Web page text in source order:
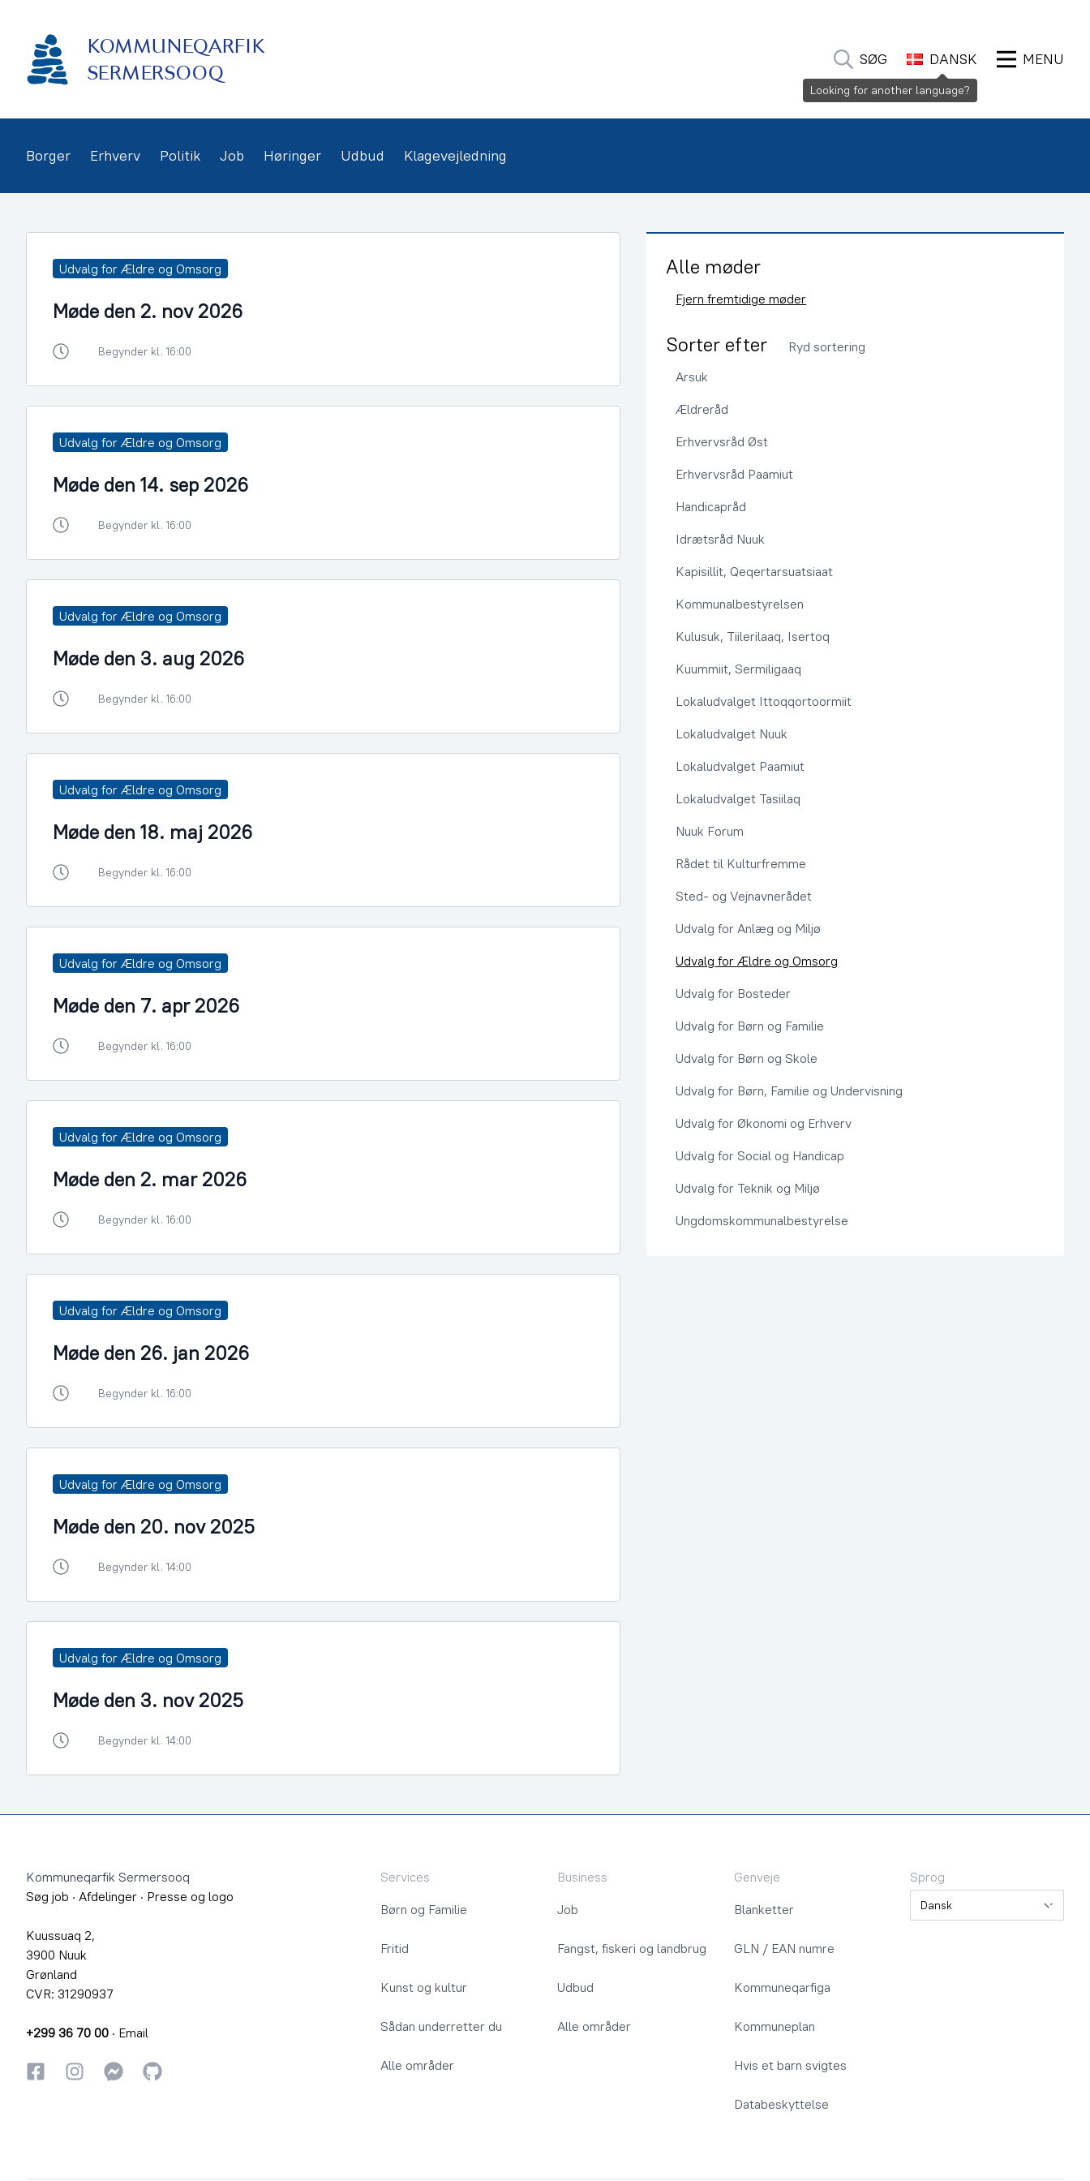
indhold
KOMMUNEQARFIK
SERMERSOOQ
SØG DANSK MENU
Borger Erhverv Politik Job Høringer Udbud Klagevejledning
Udvalg for Ældre og Omsorg
Møde den 2. nov 2026
Begynder kl. 16:00
Udvalg for Ældre og Omsorg
Møde den 14. sep 2026
Begynder kl. 16:00
Udvalg for Ældre og Omsorg
Møde den 3. aug 2026
Begynder kl. 16:00
Udvalg for Ældre og Omsorg
Møde den 18. maj 2026
Begynder kl. 16:00
Udvalg for Ældre og Omsorg
Møde den 7. apr 2026
Begynder kl. 16:00
Udvalg for Ældre og Omsorg
Møde den 2. mar 2026
Begynder kl. 16:00
Udvalg for Ældre og Omsorg
Møde den 26. jan 2026
Begynder kl. 16:00
Udvalg for Ældre og Omsorg
Møde den 20. nov 2025
Begynder kl. 14:00
Udvalg for Ældre og Omsorg
Møde den 3. nov 2025
Begynder kl. 14:00
Alle møder
Fjern fremtidige møder
Sorter efter
Ryd sortering
Arsuk
Ældreråd
Erhvervsråd Øst
Erhvervsråd Paamiut
Handicapråd
Idrætsråd Nuuk
Kapisillit, Qeqertarsuatsiaat
Kommunalbestyrelsen
Kulusuk, Tiilerilaaq, Isertoq
Kuummiit, Sermiligaaq
Lokaludvalget Ittoqqortoormiit
Lokaludvalget Nuuk
Lokaludvalget Paamiut
Lokaludvalget Tasiilaq
Nuuk Forum
Rådet til Kulturfremme
Sted- og Vejnavnerådet
Udvalg for Anlæg og Miljø
Udvalg for Ældre og Omsorg
Udvalg for Bosteder
Udvalg for Børn og Familie
Udvalg for Børn og Skole
Udvalg for Børn, Familie og Undervisning
Udvalg for Økonomi og Erhverv
Udvalg for Social og Handicap
Udvalg for Teknik og Miljø
Ungdomskommunalbestyrelse
Kommuneqarfik Sermersooq
Søg job · Afdelinger · Presse og logo
Kuussuaq 2,
3900 Nuuk
Grønland
CVR: 31290937
+299 36 70 00 · Email
FacebookInstagramInstagram
GitHub
Services
Børn og Familie
Fritid
Kunst og kultur
Sådan underretter du
Alle områder
Business
Job
Fangst, fiskeri og landbrug
Udbud
Alle områder
Genveje
Blanketter
GLN / EAN numre
Kommuneqarfiga
Kommuneplan
Hvis et barn svigtes
Databeskyttelse
Sprog
Sprog
Looking for another language?